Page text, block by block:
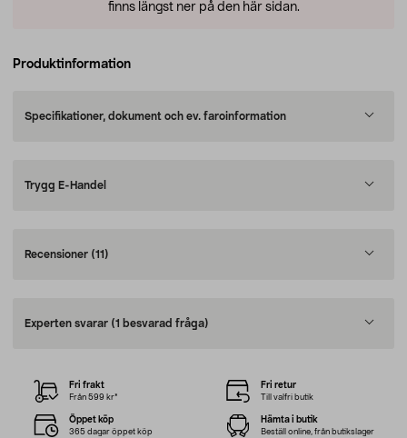
finns längst ner på den här sidan.
Produktinformation
Specifikationer, dokument och ev. faroinformation
Trygg E-Handel
Recensioner (11)
Experten svarar (1 besvarad fråga)
Fri frakt
Från 599 kr*
Fri retur
Till valfri butik
Öppet köp
365 dagar öppet köp
Hämta i butik
Beställ online, från butikslager